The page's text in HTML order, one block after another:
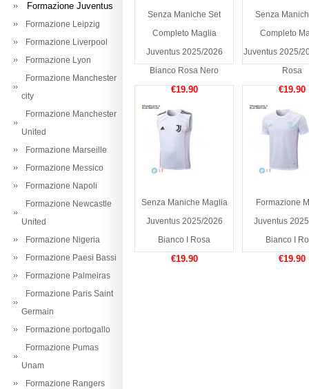
Formazione Juventus
Formazione Leipzig
Formazione Liverpool
Formazione Lyon
Formazione Manchester
city
Formazione Manchester
United
Formazione Marseille
Formazione Messico
Formazione Napoli
Formazione Newcastle
United
Formazione Nigeria
Formazione Paesi Bassi
Formazione Palmeiras
Formazione Paris Saint
Germain
Formazione portogallo
Formazione Pumas
Unam
Formazione Rangers
Senza Maniche Set
Completo Maglia
Juventus 2025/2026
Bianco Rosa Nero
€19.90
Senza
Completo
Juventus 2025/
Rosa
€19.90
Senza Maniche Maglia
Juventus 2025/2026
Bianco I Rosa
€19.90
Formazione
Juventus
Bianco I
€19.90